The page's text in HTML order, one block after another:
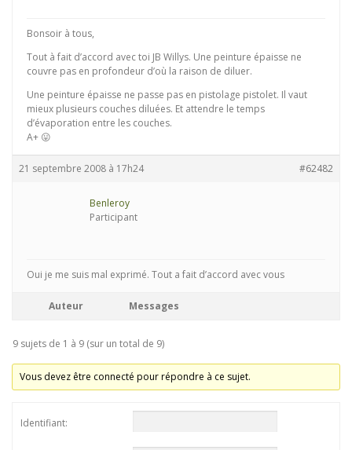
Bonsoir à tous,
Tout à fait d’accord avec toi JB Willys. Une peinture épaisse ne
couvre pas en profondeur d’où la raison de diluer.
Une peinture épaisse ne passe pas en pistolage pistolet. Il vaut
mieux plusieurs couches diluées. Et attendre le temps
d’évaporation entre les couches.
A+ 😛
21 septembre 2008 à 17h24 #62482
Benleroy
Participant
Oui je me suis mal exprimé. Tout a fait d’accord avec vous
Auteur Messages
9 sujets de 1 à 9 (sur un total de 9)
Vous devez être connecté pour répondre à ce sujet.
Identifiant: